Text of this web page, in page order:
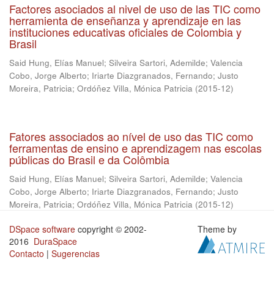
Factores asociados al nivel de uso de las TIC como
herramienta de enseñanza y aprendizaje en las
instituciones educativas oficiales de Colombia y
Brasil
Said Hung, Elías Manuel; Silveira Sartori, Ademilde; Valencia
Cobo, Jorge Alberto; Iriarte Diazgranados, Fernando; Justo
Moreira, Patricia; Ordóñez Villa, Mónica Patricia (2015-12)
Fatores associados ao nível de uso das TIC como
ferramentas de ensino e aprendizagem nas escolas
públicas do Brasil e da Colômbia
Said Hung, Elías Manuel; Silveira Sartori, Ademilde; Valencia
Cobo, Jorge Alberto; Iriarte Diazgranados, Fernando; Justo
Moreira, Patricia; Ordóñez Villa, Mónica Patricia (2015-12)
DSpace software copyright © 2002-
2016 DuraSpace
Contacto | Sugerencias
Theme by